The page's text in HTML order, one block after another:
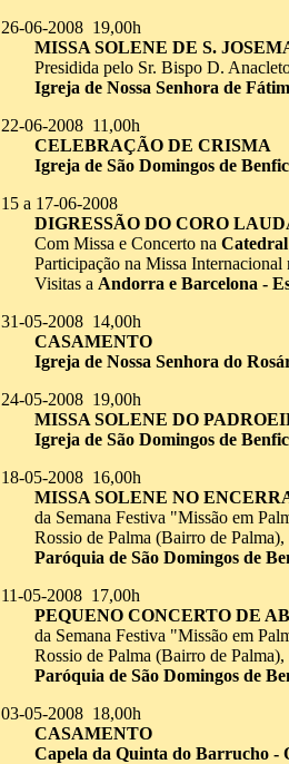
26-06-2008 19,00h
MISSA SOLENE DE S.
Presidida pelo Sr. Bispo D.
Igreja de Nossa Senhora de
22-06-2008 11,00h
CELEBRAÇÃO DE CRISMA
Igreja de São Domingos de
15 a 17-06-2008
DIGRESSÃO DO CORO
Com Missa e Concerto na
Participação na Missa
Visitas a Andorra e Barcelona -
31-05-2008 14,00h
CASAMENTO
Igreja de Nossa Senhora do
24-05-2008 19,00h
MISSA SOLENE DO
Igreja de São Domingos de
18-05-2008 16,00h
MISSA SOLENE NO
da Semana Festiva "Missão em
Rossio de Palma (Bairro de Palma),
Paróquia de São Domingos de
11-05-2008 17,00h
PEQUENO CONCERTO DE
da Semana Festiva "Missão em
Rossio de Palma (Bairro de Palma),
Paróquia de São Domingos de
03-05-2008 18,00h
CASAMENTO
Capela da Quinta do Barrucho -